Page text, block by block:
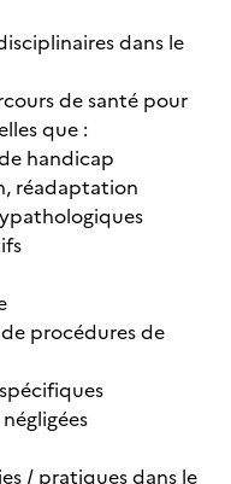
dans le
de santé pour
que :
handicap
réadaptation
procédures de
/ pratiques dans le